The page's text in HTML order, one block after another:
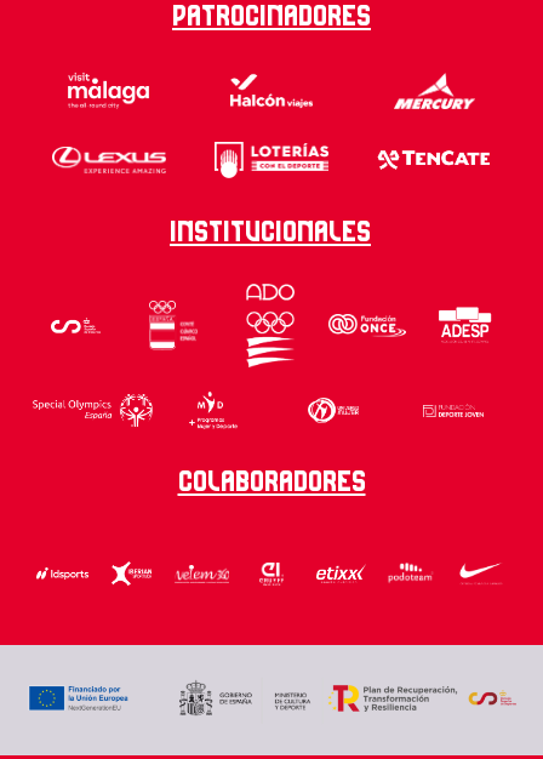
Patrocinadores
Institucionales
Colaboradores